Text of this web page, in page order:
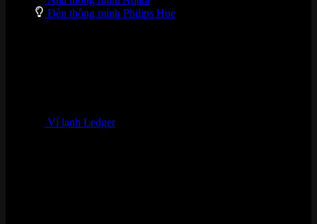
Đèn thông minh Philips Hue
Ví lạnh Ledger